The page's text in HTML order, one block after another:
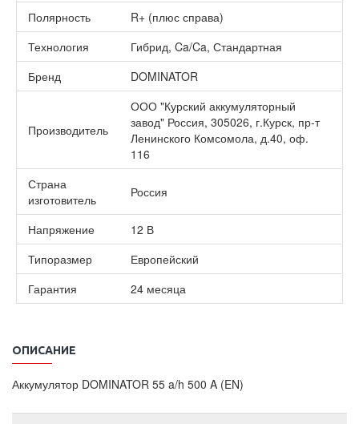
Полярность
R+ (плюс справа)
Технология
Гибрид, Ca/Ca, Стандартная
Бренд
DOMINATOR
Производитель
ООО "Курский аккумуляторный
завод" Россия, 305026, г.Курск, пр-т
Ленинского Комсомола, д.40, оф.
116
Страна
изготовитель
Россия
Напряжение
12 В
Типоразмер
Европейский
Гарантия
24 месяца
ОПИСАНИЕ
Аккумулятор DOMINATOR 55 a/h 500 A (EN)